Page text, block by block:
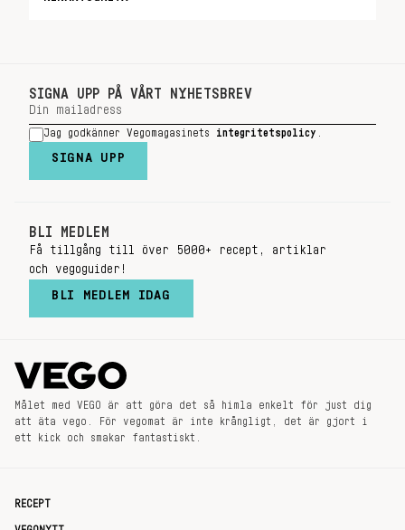
SIGNA UPP PÅ VÅRT NYHETSBREV
Jag godkänner Vegomagasinets integritetspolicy
SIGNA UPP
BLI MEDLEM
Få tillgång till över 5000+ recept, artiklar
och vegoguider!
BLI MEDLEM IDAG
Målet med VEGO är att göra det så himla enkelt för just dig
att äta vego. För vegomat är inte krångligt, det är gjort i
ett kick och smakar fantastiskt.
RECEPT